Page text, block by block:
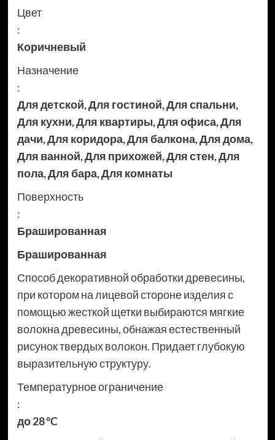
Цвет
:
Коричневый
Назначение
:
Для детской,Для гостиной,Для спальни,
Для кухни,Для квартиры,Для офиса,Для
дачи,Для коридора,Для балкона,Для дома,
Для ванной,Для прихожей,Для стен,Для
пола,Для бара,Для комнаты
Поверхность
:
Брашированная
Брашированная
Способ декоративной обработки древесины,
при котором на лицевой стороне изделия с
помощью жесткой щетки выбираются мягкие
волокна древесины, обнажая естественный
рисунок твердых волокон. Придает глубокую
выразительную структуру.
Температурное ограничение
:
до 28 °C